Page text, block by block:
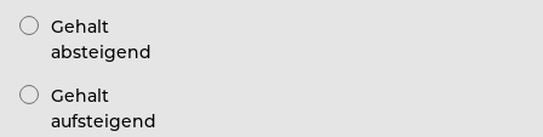
Gehalt
absteigend
Gehalt
aufsteigend